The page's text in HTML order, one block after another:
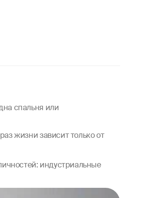
спальня или
жизни зависит только от
индустриальные